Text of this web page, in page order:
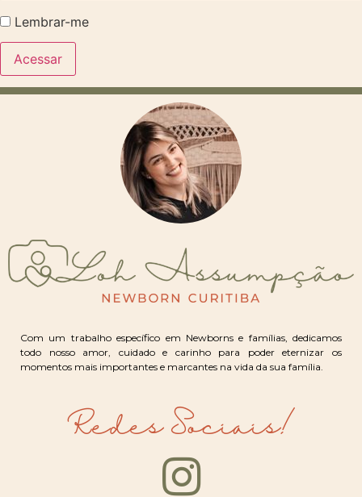
Lembrar-me
Com um trabalho específico em Newborns e famílias, dedicamos
todo nosso amor, cuidado e carinho para poder eternizar os
momentos mais importantes e marcantes na vida da sua família.
Redes Sociais!